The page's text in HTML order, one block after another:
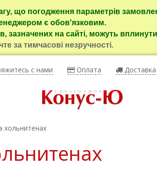
що погодження параметрів
є обов'язковим.
зазначених на сайті, можуть
за тимчасові незручності.
с нами Оплата Доставка
хольнитенах